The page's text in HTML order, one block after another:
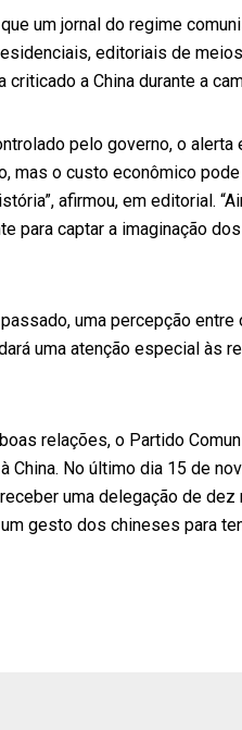
um jornal do regime
editoriais de
criticado a China durante a
pelo governo, o
mas o custo econômico
afirmou, em editorial.
para captar a imaginação
uma percepção
uma atenção especial às
relações, o Partido
China. No último dia 15 de
uma delegação de
gesto dos chineses para